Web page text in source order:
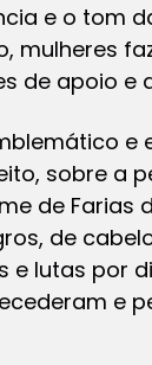
e o tom
mulheres
de apoio e
sobre a
de Farias
de
lutas por
e